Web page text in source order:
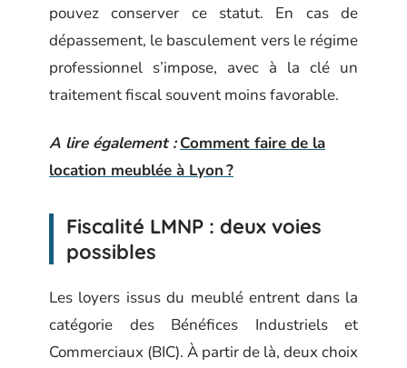
pouvez conserver ce statut. En cas de
dépassement, le basculement vers le régime
professionnel s’impose, avec à la clé un
traitement fiscal souvent moins favorable.
A lire également : Comment faire de la
location meublée à Lyon ?
Fiscalité LMNP : deux voies
possibles
Les loyers issus du meublé entrent dans la
catégorie des Bénéfices Industriels et
Commerciaux (BIC). À partir de là, deux choix